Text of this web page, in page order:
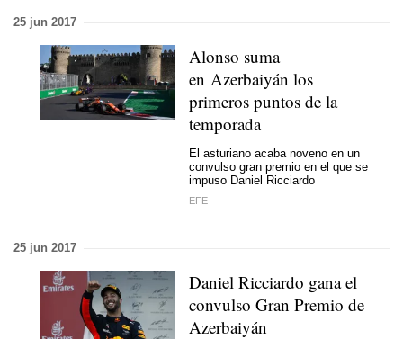
25 jun 2017
Alonso suma
en Azerbaiyán los
primeros puntos de la
temporada
El asturiano acaba noveno en un
convulso gran premio en el que se
impuso Daniel Ricciardo
EFE
25 jun 2017
Daniel Ricciardo gana el
convulso Gran Premio de
Azerbaiyán